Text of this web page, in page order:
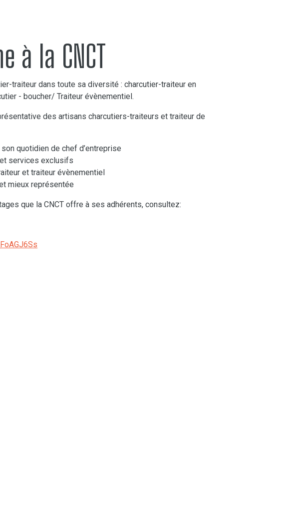
à la CNCT
traiteur dans toute sa diversité : charcutier-traiteur en
- boucher/ Traiteur évènementiel.
des artisans charcutiers-traiteurs et traiteur de
quotidien de chef d’entreprise
services exclusifs
et traiteur évènementiel
mieux représentée
que la CNCT offre à ses adhérents, consultez: